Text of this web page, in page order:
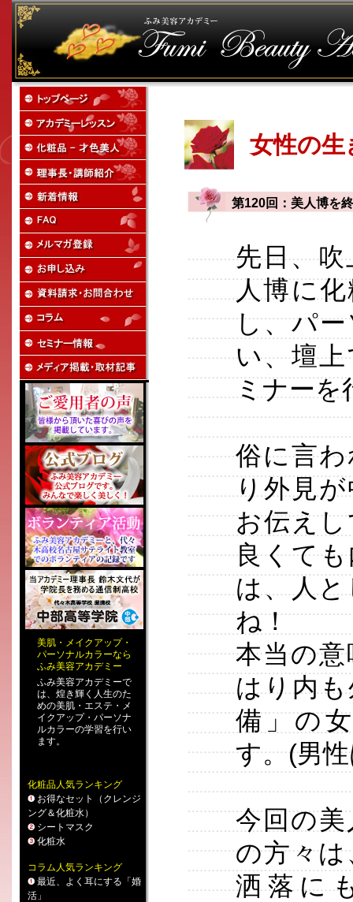
美肌 ・ メイクアップ・
パーソナルカラーなら
ふみ美容アカデミー
ふみ美容アカデミーで
は、煌き輝く人生のた
めの美肌・エステ ・ メ
イクアップ・ パーソナ
ルカラーの学習を行い
ます。
化粧品人気ランキング
お得なセット（クレンジ
ング＆化粧水）
シートマスク
化粧水
コラム人気ランキング
最近、よく耳にする「婚
活」
女性の
第120回：美人博を
先日、
人博に
し、パ
い、壇
ミナーを
俗に言
り外見
お伝え
良くて
は、人
ね！
本当の
はり内
備」の
す。(男
今回の
の方々
洒落に